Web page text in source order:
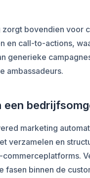
bovendien voor
en call-to-actions,
generieke
ambassadeurs.
een
marketing
verzamelen en
fasen binnen de